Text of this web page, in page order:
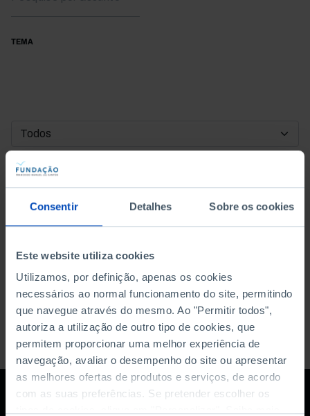
Consentir Detalhes Sobre os cookies
Este website utiliza cookies
Utilizamos, por definição, apenas os cookies
necessários ao normal funcionamento do site, permitindo
que navegue através do mesmo. Ao "Permitir todos",
autoriza a utilização de outro tipo de cookies, que
permitem proporcionar uma melhor experiência de
navegação, avaliar o desempenho do site ou apresentar
as melhores ofertas de produtos e serviços, de acordo
com as suas preferências. Se pretender escolher os
TEMA
DATA DE INÍCIO
DATA DE FIM